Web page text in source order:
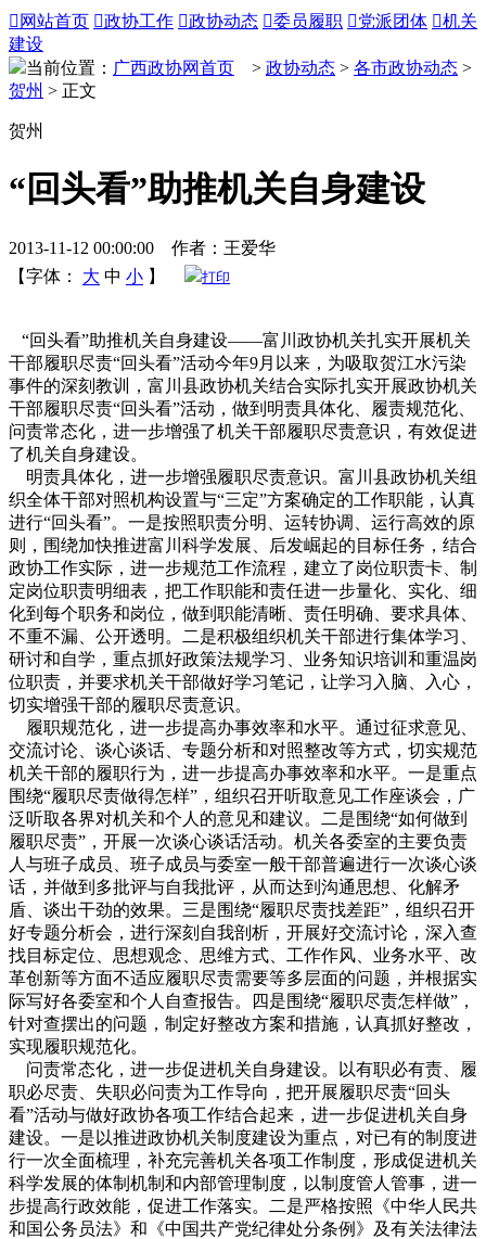
 网站首页 政协工作 政协动态 委员履职 党派团体 机关
建设
当前位置： 广西政协网首页 > 政协动态 > 各市政协动态 >
贺州 > 正文
贺州
“回头看”助推机关自身建设
2013-11-12 00:00:00 作者：王爱华
【字体：
大 中 小 】 打印
“回头看”助推机关自身建设——富川政协机关扎实开展机关
干部履职尽责“回头看”活动今年9月以来，为吸取贺江水污染
事件的深刻教训，富川县政协机关结合实际扎实开展政协机关
干部履职尽责“回头看”活动，做到明责具体化、履责规范化、
问责常态化，进一步增强了机关干部履职尽责意识，有效促进
了机关自身建设。
明责具体化，进一步增强履职尽责意识。富川县政协机关组
织全体干部对照机构设置与“三定”方案确定的工作职能，认真
进行“回头看”。一是按照职责分明、运转协调、运行高效的原
则，围绕加快推进富川科学发展、后发崛起的目标任务，结合
政协工作实际，进一步规范工作流程，建立了岗位职责卡、制
定岗位职责明细表，把工作职能和责任进一步量化、实化、细
化到每个职务和岗位，做到职能清晰、责任明确、要求具体、
不重不漏、公开透明。二是积极组织机关干部进行集体学习、
研讨和自学，重点抓好政策法规学习、业务知识培训和重温岗
位职责，并要求机关干部做好学习笔记，让学习入脑、入心，
切实增强干部的履职尽责意识。
履职规范化，进一步提高办事效率和水平。通过征求意见、
交流讨论、谈心谈话、专题分析和对照整改等方式，切实规范
机关干部的履职行为，进一步提高办事效率和水平。一是重点
围绕“履职尽责做得怎样”，组织召开听取意见工作座谈会，广
泛听取各界对机关和个人的意见和建议。二是围绕“如何做到
履职尽责”，开展一次谈心谈话活动。机关各委室的主要负责
人与班子成员、班子成员与委室一般干部普遍进行一次谈心谈
话，并做到多批评与自我批评，从而达到沟通思想、化解矛
盾、谈出干劲的效果。三是围绕“履职尽责找差距”，组织召开
好专题分析会，进行深刻自我剖析，开展好交流讨论，深入查
找目标定位、思想观念、思维方式、工作作风、业务水平、改
革创新等方面不适应履职尽责需要等多层面的问题，并根据实
际写好各委室和个人自查报告。四是围绕“履职尽责怎样做”，
针对查摆出的问题，制定好整改方案和措施，认真抓好整改，
实现履职规范化。
问责常态化，进一步促进机关自身建设。以有职必有责、履
职必尽责、失职必问责为工作导向，把开展履职尽责“回头
看”活动与做好政协各项工作结合起来，进一步促进机关自身
建设。一是以推进政协机关制度建设为重点，对已有的制度进
行一次全面梳理，补充完善机关各项工作制度，形成促进机关
科学发展的体制机制和内部管理制度，以制度管人管事，进一
步提高行政效能，促进工作落实。二是严格按照《中华人民共
和国公务员法》和《中国共产党纪律处分条例》及有关法律法